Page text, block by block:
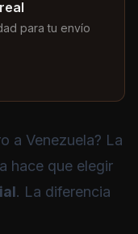
para tu envío
a Venezuela? La
hace que elegir
. La diferencia